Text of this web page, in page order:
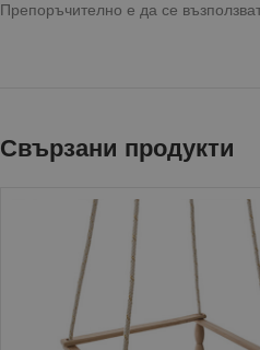
Препоръчително е да се
Свързани продукти